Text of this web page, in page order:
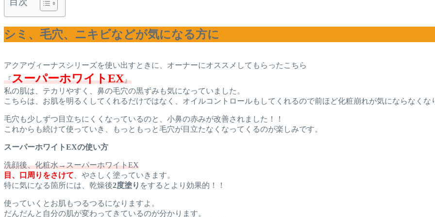
シミ、毛穴、ニキビなどが気になる方に
アクアヴィーナスシリーズを使い出すときに、オーナーにオススメしてもらったこちら
『スーパーホワイトEX』
私の肌は、テカリやすく、鼻の毛穴の黒ずみも気になっていました。
こちらは、お肌を明るくしてくれるだけではなく、オイルコントロールもしてくれるので前ほど化粧崩れが気にならなくな
毛穴も少しずつ目立ちにくくなっているのと、小鼻の赤みが改善されました！！
これからも続けて使っていき、もっともっと毛穴が目立たなくなってくるのが楽しみです。
スーパーホワイトEXの使い方
洗顔後、化粧水→スーパーホワイトEX
目、口周りをさけて 、やさしく塗っていきます。
特に気になる箇所には、乾燥後2度塗り をするとより効果的！！
使っていくとお肌もつるつるになりますよ。
だんだんと自分の肌が変わってきているのが分かります。